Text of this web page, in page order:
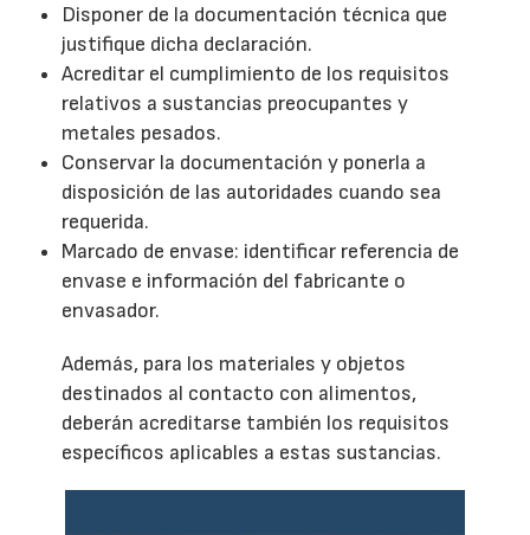
Disponer de la documentación técnica que
justifique dicha declaración.
Acreditar el cumplimiento de los requisitos
relativos a sustancias preocupantes y
metales pesados.
Conservar la documentación y ponerla a
disposición de las autoridades cuando sea
requerida.
Marcado de envase: identificar referencia de
envase e información del fabricante o
envasador.
Además, para los materiales y objetos
destinados al contacto con alimentos,
deberán acreditarse también los requisitos
específicos aplicables a estas sustancias.